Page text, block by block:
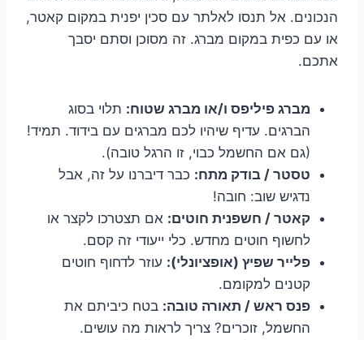
הנכונים. אל תנסו לאלתר עם סכין יפנית במקום קאטר,
או עם כפית במקום מברג. זה מסוכן וסתם יסבך
אתכם.
מברג פיליפס ו/או מברג שטוח: תלוי בסוג
הברגים. עדיף שיהיו לכם מברגים עם בידוד. תמיד!
(גם אם החשמל כבוי, זו הרגל טובה).
טסטר / בודק מתח: כבר דיברנו על זה, אבל
נדגיש שוב: חובה!
קאטר / חשפנית חוטים: אם תצטרכו לקצר או
לחשוף חוטים מחדש. כלי ייעודי זה קסם.
פלייר שפיץ (אופציונלי): עוזר לדחוף חוטים
קטנים למקומם.
פנס ראש / תאורה טובה: בטח כיביתם את
החשמל, זוכרים? צריך לראות מה עושים.